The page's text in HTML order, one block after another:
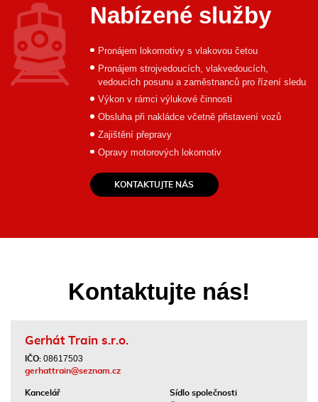
Nabízené služby
Pronájem lokomotivy s vlakovou četou
Pronájem strojvedoucích, vlakvedoucích,
vedoucích posunu a zaměstnanců pro řízení sledu
Výkon v rámci výlukové činnosti
Obsluha při nakládce včetně přistavení vozů
Zajištění přepravy
Opravy motorových lokomotiv
KONTAKTUJTE NÁS
Kontaktujte nás!
Gerhát Train s.r.o.
IČO:08617503
gerhattrain@seznam.cz
Kancelář
Sídlo společnosti